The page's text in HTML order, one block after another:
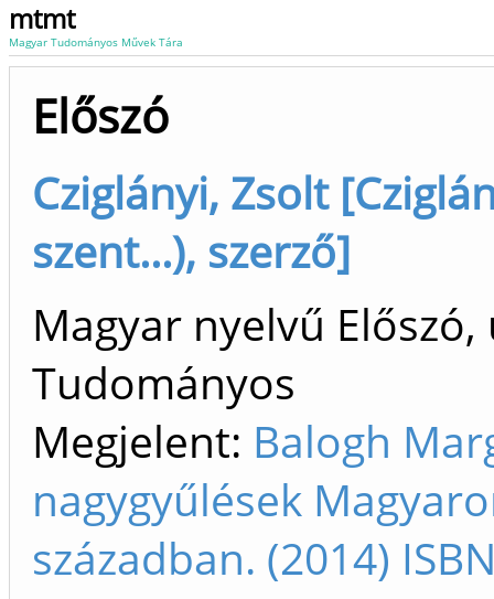
mtmt
Magyar Tudományos Művek Tára
Előszó
Cziglányi, Zsolt
szent...), szerző]
Magyar nyelvű
Tudományos
Megjelent: Balogh
nagygyűlések
században. (2014)